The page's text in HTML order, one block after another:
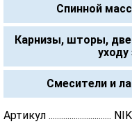
Спинной
Карнизы, шторы,
уходу
Смесители и
Артикул ..............................